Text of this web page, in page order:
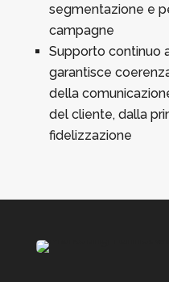
segmentazione e
campagne
Supporto continuo
garantisce
della
del cliente, dalla
fidelizzazione